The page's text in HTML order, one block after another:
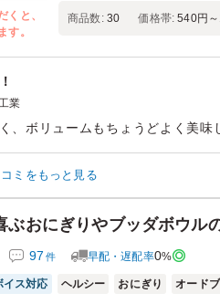
くと、
す。
商品数: 30 価格帯: 540円
業
、ボリュームもちょうどよく美味
ら利用したいと思います！
男女比：－
ミをもっと見る
ぶおにぎりやブッダボウル
97 件 早配・遅配率0%
イス対応 ヘルシー おにぎり オード